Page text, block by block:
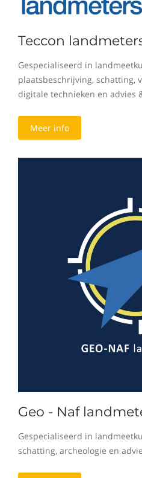
Teccon
Gespecialiseerd in
plaatsbeschrijving, schatting,
digitale technieken en advies
Meer info
Geo - Naf
Gespecialiseerd in
schatting, archeologie en